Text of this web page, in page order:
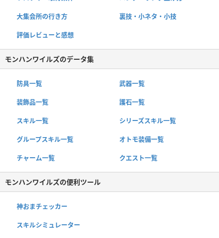
大集会所の行き方 裏技・小ネタ・小技
評価レビューと感想
モンハンワイルズのデータ集
防具一覧 武器一覧
装飾品一覧 護石一覧
スキル一覧 シリーズスキル一覧
グループスキル一覧 オトモ装備一覧
チャーム一覧 クエスト一覧
モンハンワイルズの便利ツール
神おまチェッカー
スキルシミュレーター